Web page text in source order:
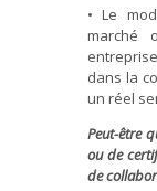
• Le
marché
dans la
un réel
Peut-être
ou de
de